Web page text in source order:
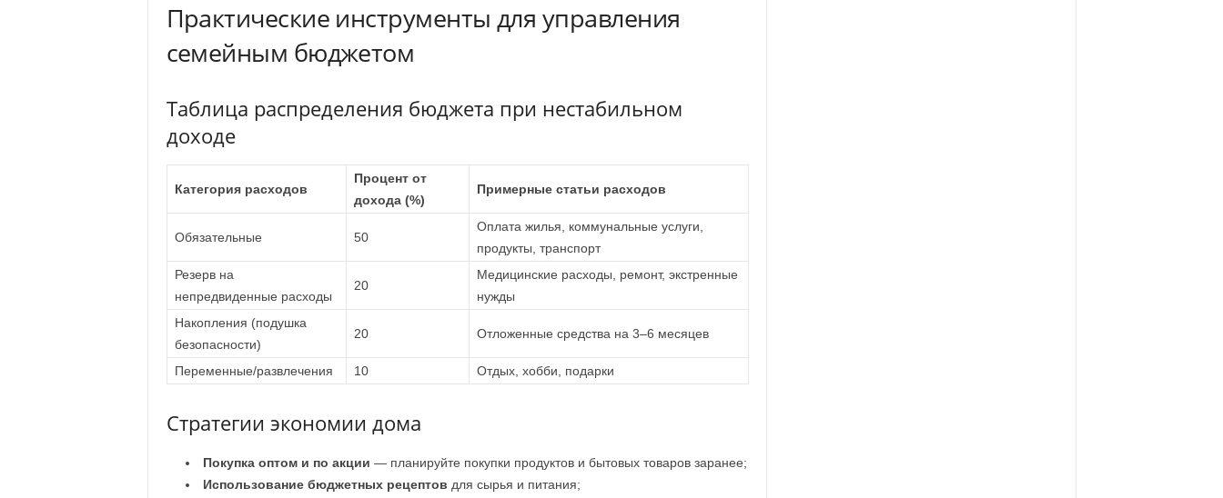
Практические инструменты для управления
семейным бюджетом
Таблица распределения бюджета при нестабильном
доходе
Категория расходов
Процент от
дохода (%)
Примерные статьи расходов
Обязательные 50
Оплата жилья, коммунальные услуги,
продукты, транспорт
Резерв на
непредвиденные расходы
20
Медицинские расходы, ремонт, экстренные
нужды
Накопления (подушка
безопасности)
20 Отложенные средства на 3–6 месяцев
Переменные/развлечения 10 Отдых, хобби, подарки
Стратегии экономии дома
Покупка оптом и по акции — планируйте покупки продуктов и бытовых товаров заранее;
Использование бюджетных рецептов для сырья и питания;